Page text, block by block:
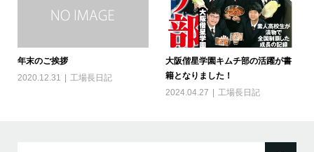
年末のご挨拶
2020.12.31
工場長日記
大阪偕星学園キムチ部の活躍が書
籍となりました！
2024.04.27
工場長日記